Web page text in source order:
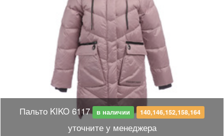
Пальто KIKO 6117 в наличии 140,146,152,158,164
уточните у менеджера